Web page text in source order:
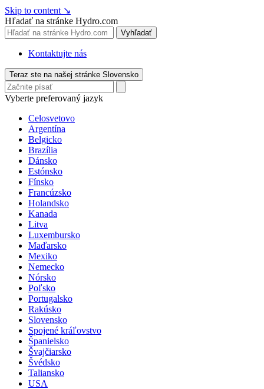
Skip to content ↘
Hľadať na stránke Hydro.com
Vyhľadať
Kontaktujte nás
Teraz ste na našej stránke Slovensko
Vyberte preferovaný jazyk
Celosvetovo
Argentína
Belgicko
Brazília
Dánsko
Estónsko
Fínsko
Francúzsko
Holandsko
Kanada
Litva
Luxembursko
Maďarsko
Mexiko
Nemecko
Nórsko
Poľsko
Portugalsko
Rakúsko
Slovensko
Spojené kráľovstvo
Španielsko
Švajčiarsko
Švédsko
Taliansko
USA